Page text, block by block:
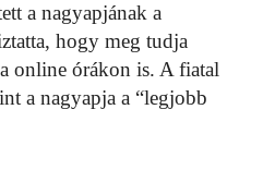
a nagyapjának a
hogy meg tudja
online órákon is. A fiatal
a nagyapja a “legjobb